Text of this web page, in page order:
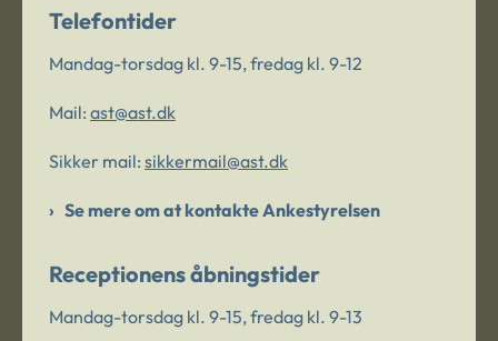
Telefontider
Mandag-torsdag kl. 9-15, fredag kl. 9-12
Mail: ast@ast.dk
Sikker mail: sikkermail@ast.dk
Se mere om at kontakte Ankestyrelsen
Receptionens åbningstider
Mandag-torsdag kl. 9-15, fredag kl. 9-13